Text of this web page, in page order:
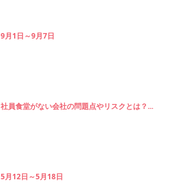
9月1日～9月7日
社員食堂がない会社の問題点やリスクとは？...
5月12日～5月18日